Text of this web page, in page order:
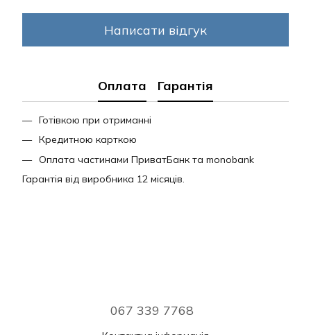
Написати відгук
Оплата Гарантія
Готівкою при отриманні
Кредитною карткою
Оплата частинами ПриватБанк та monobank
Гарантія від виробника 12 місяців.
067 339 7768